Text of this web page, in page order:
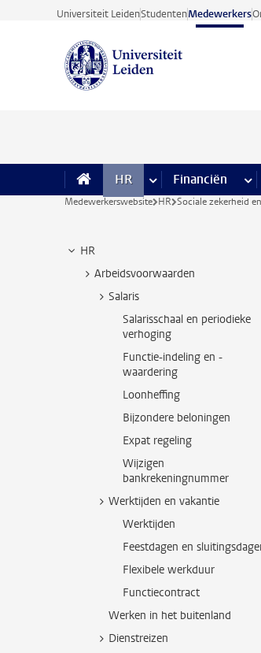
Ga direct naar de inhoud
Universiteit LeidenStudentenMedewerkers
HR meer HR pagina’s
Financiën
Medewerkerswebsite HR Sociale zekerheid
HR
Arbeidsvoorwaarden
Salaris
Salarisschaal en periodieke
verhoging
Functie-indeling en -
waardering
Loonheffing
Bijzondere beloningen
Expat regeling
Wijzigen
bankrekeningnummer
Werktijden en vakantie
Werktijden
Feestdagen en
Flexibele werkduur
Functiecontract
Werken in het buitenland
Dienstreizen